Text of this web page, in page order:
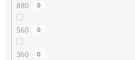
880 0
560 0
360 0